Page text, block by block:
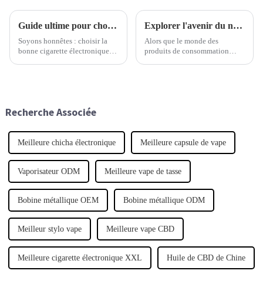
Guide ultime pour choisir la cigarette électronique rechargeable idéale pour vos besoins
Soyons honnêtes : choisir la
bonne cigarette électronique
Explorer l'avenir du narguilé électrique à la 138e Foire d'import-export de Chine 2025
Alors que le monde des
produits de consommation
Recherche Associée
Meilleure chicha électronique Meilleure capsule de vape
Vaporisateur ODM Meilleure vape de tasse
Bobine métallique OEM Bobine métallique ODM
Meilleur stylo vape Meilleure vape CBD
Meilleure cigarette électronique XXL Huile de CBD de Chine